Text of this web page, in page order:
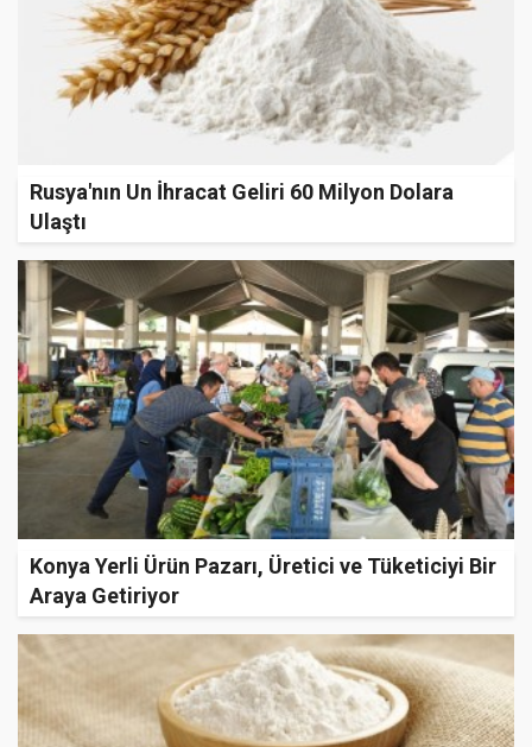
Rusya'nın Un İhracat Geliri 60 Milyon Dolara
Ulaştı
Konya Yerli Ürün Pazarı, Üretici ve Tüketiciyi Bir
Araya Getiriyor